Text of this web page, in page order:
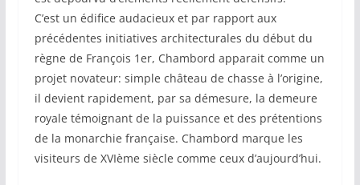
C’est un édifice audacieux et par rapport aux
précédentes initiatives architecturales du début du
règne de François 1er, Chambord apparait comme un
projet novateur: simple château de chasse à l’origine,
il devient rapidement, par sa démesure, la demeure
royale témoignant de la puissance et des prétentions
de la monarchie française. Chambord marque les
visiteurs de XVIème siècle comme ceux d’aujourd’hui.